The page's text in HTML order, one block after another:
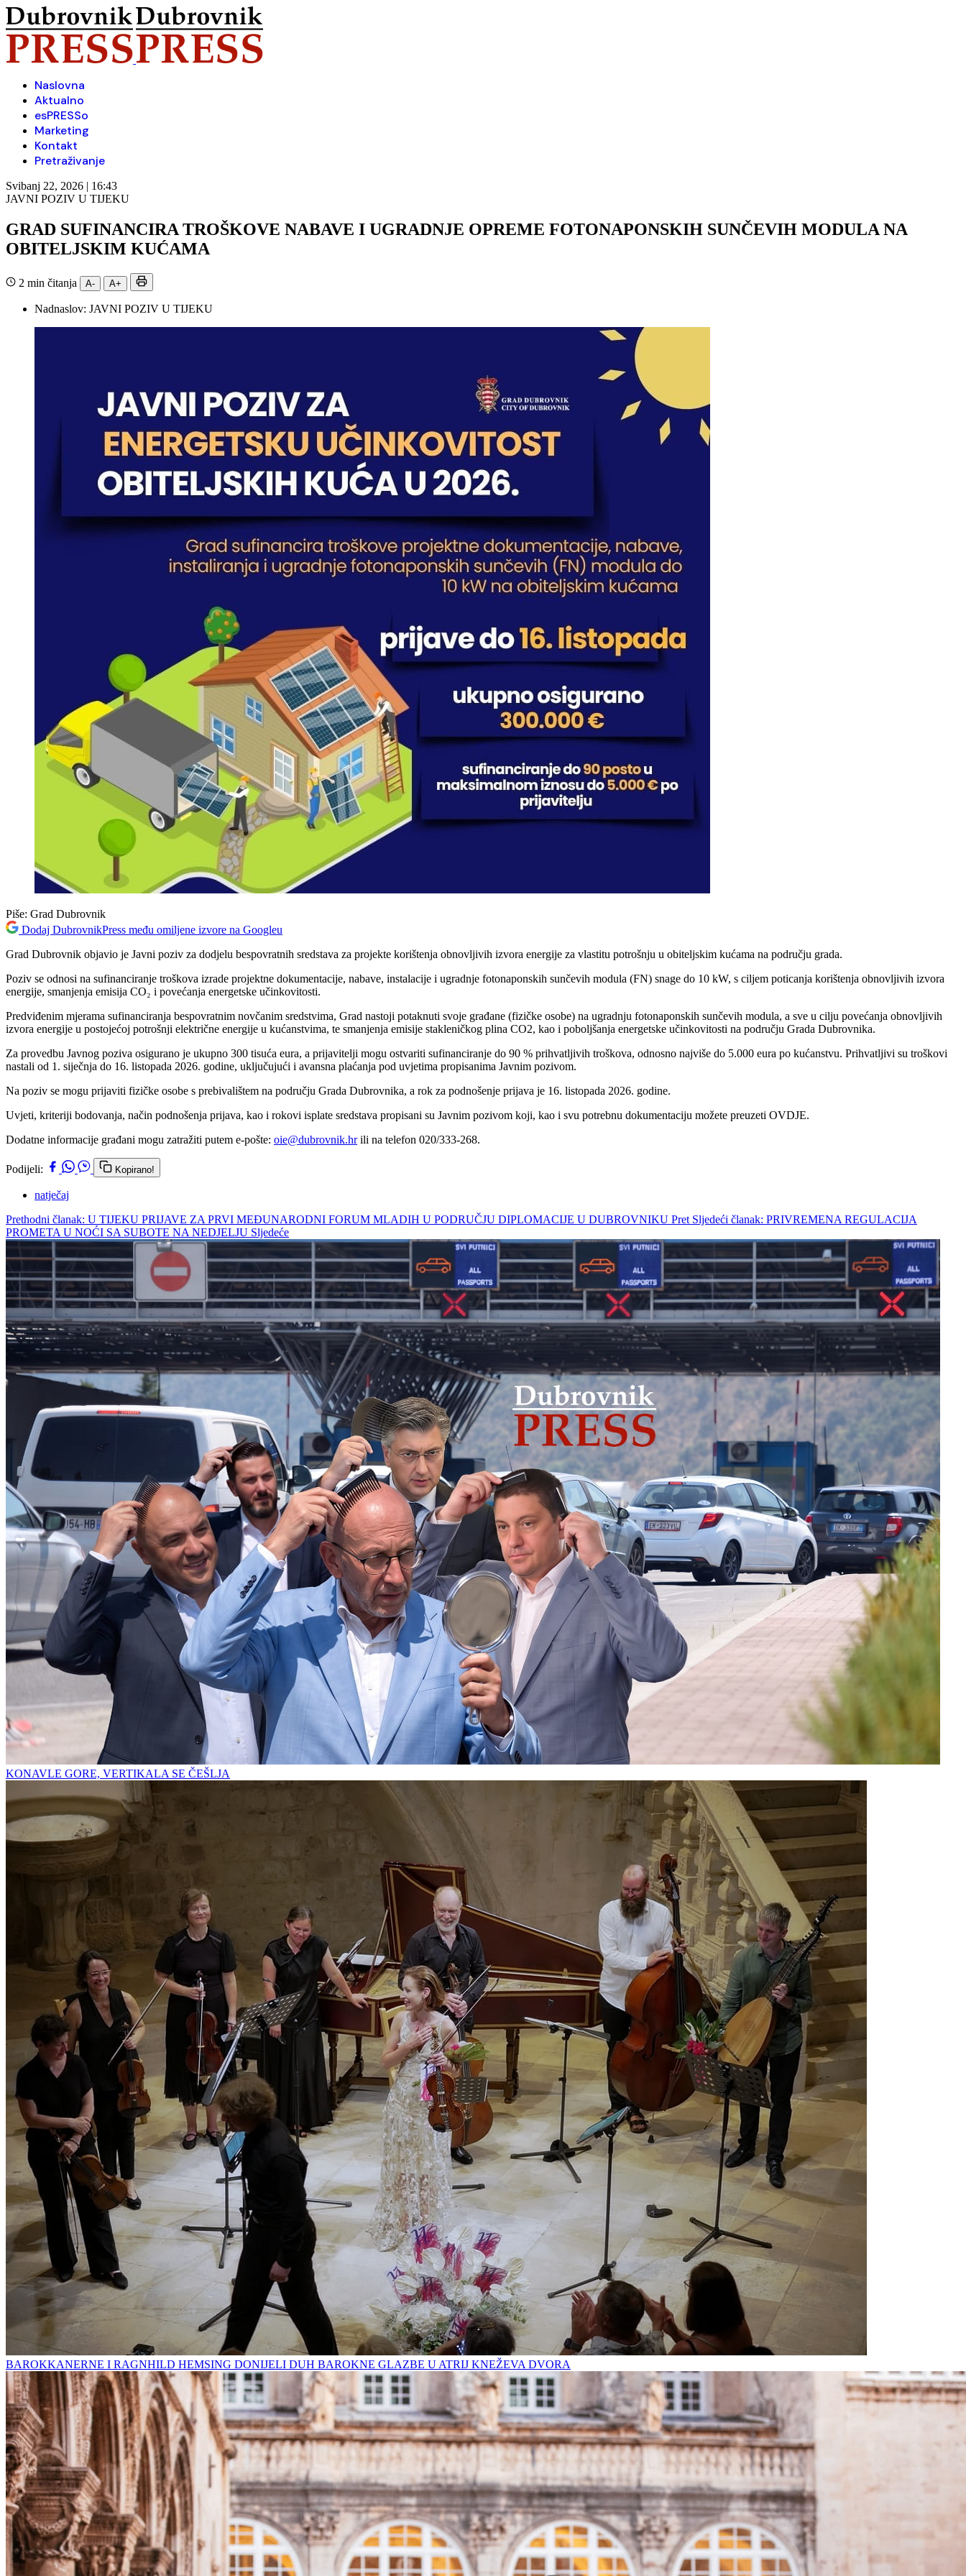
Naslovna
Aktualno
esPRESSo
Marketing
Kontakt
Pretraživanje
Svibanj 22, 2026 | 16:43
JAVNI POZIV U TIJEKU
GRAD SUFINANCIRA TROŠKOVE NABAVE I UGRADNJE OPREME FOTONAPONSKIH SUNČEVIH MODULA NA
OBITELJSKIM KUĆAMA
2 min čitanja A- A+
Nadnaslov: JAVNI POZIV U TIJEKU
Piše: Grad Dubrovnik
Dodaj DubrovnikPress među omiljene izvore na Googleu
Grad Dubrovnik objavio je Javni poziv za dodjelu bespovratnih sredstava za projekte korištenja obnovljivih izvora energije za vlastitu potrošnju u obiteljskim kućama na području grada.
Poziv se odnosi na sufinanciranje troškova izrade projektne dokumentacije, nabave, instalacije i ugradnje fotonaponskih sunčevih modula (FN) snage do 10 kW, s ciljem poticanja korištenja obnovljivih izvora
energije, smanjenja emisija CO₂ i povećanja energetske učinkovitosti.
Predviđenim mjerama sufinanciranja bespovratnim novčanim sredstvima, Grad nastoji potaknuti svoje građane (fizičke osobe) na ugradnju fotonaponskih sunčevih modula, a sve u cilju povećanja obnovljivih
izvora energije u postojećoj potrošnji električne energije u kućanstvima, te smanjenja emisije stakleničkog plina CO2, kao i poboljšanja energetske učinkovitosti na području Grada Dubrovnika.
Za provedbu Javnog poziva osigurano je ukupno 300 tisuća eura, a prijavitelji mogu ostvariti sufinanciranje do 90 % prihvatljivih troškova, odnosno najviše do 5.000 eura po kućanstvu. Prihvatljivi su troškovi
nastali od 1. siječnja do 16. listopada 2026. godine, uključujući i avansna plaćanja pod uvjetima propisanima Javnim pozivom.
Na poziv se mogu prijaviti fizičke osobe s prebivalištem na području Grada Dubrovnika, a rok za podnošenje prijava je 16. listopada 2026. godine.
Uvjeti, kriteriji bodovanja, način podnošenja prijava, kao i rokovi isplate sredstava propisani su Javnim pozivom koji, kao i svu potrebnu dokumentaciju možete preuzeti OVDJE.
Dodatne informacije građani mogu zatražiti putem e-pošte: oie@dubrovnik.hrili na telefon 020/333-268.
Podijeli: Kopirano!
natječaj
Prethodni članak: U TIJEKU PRIJAVE ZA PRVI MEĐUNARODNI FORUM MLADIH U PODRUČJU DIPLOMACIJE U DUBROVNIKU Pret Sljedeći članak: PRIVREMENA REGULACIJA
PROMETA U NOĆI SA SUBOTE NA NEDJELJU Sljedeće
KONAVLE GORE, VERTIKALA SE ČEŠLJA
BAROKKANERNE I RAGNHILD HEMSING DONIJELI DUH BAROKNE GLAZBE U ATRIJ KNEŽEVA DVORA